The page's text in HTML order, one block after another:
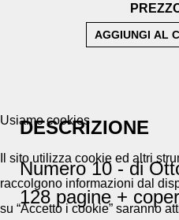
DESCRIZIONE
Numero 10 - di
128 pagine +
Usiamo cookies
Il sito utilizza cookie ed altri
raccolgono informazioni dal
su “Accetto i cookie” saranno